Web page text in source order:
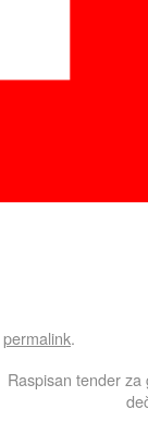
permalink.
Raspisan tender